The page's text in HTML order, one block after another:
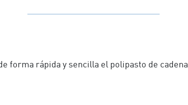
forma rápida y sencilla el polipasto de cadena